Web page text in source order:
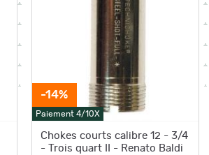
-14%
Paiement 4/10X
Chokes courts calibre 12 - 3/4
- Trois quart II - Renato Baldi